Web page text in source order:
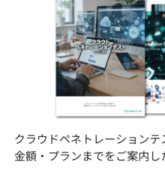
クラウドペネトレーション
金額・プランまでをご案内し